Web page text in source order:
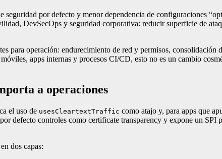
por defecto y menor dependencia de configuraciones
DevSecOps y seguridad corporativa: reducir superficie de
para operación: endurecimiento de red y permisos,
apps internas y procesos CI/CD, esto no es un cambio
a operaciones
el uso de usesCleartextTraffic como atajo y, para apps que
defecto controles como certificate transparency y expone un
dos capas: